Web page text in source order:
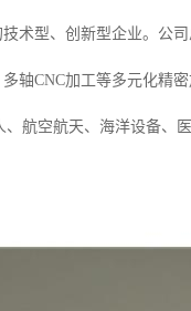
术型、创新型企业。公
轴CNC加工等多元化精
航空航天、海洋设备、